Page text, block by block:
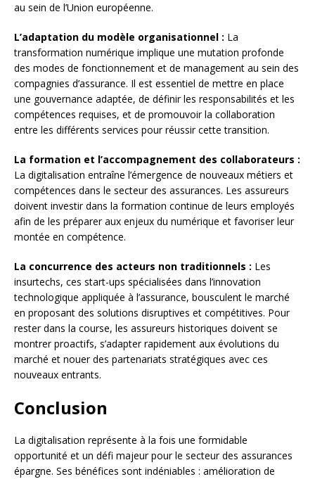
au sein de l’Union européenne.
L’adaptation du modèle organisationnel : La
transformation numérique implique une mutation profonde
des modes de fonctionnement et de management au sein des
compagnies d’assurance. Il est essentiel de mettre en place
une gouvernance adaptée, de définir les responsabilités et les
compétences requises, et de promouvoir la collaboration
entre les différents services pour réussir cette transition.
La formation et l’accompagnement des collaborateurs :
La digitalisation entraîne l’émergence de nouveaux métiers et
compétences dans le secteur des assurances. Les assureurs
doivent investir dans la formation continue de leurs employés
afin de les préparer aux enjeux du numérique et favoriser leur
montée en compétence.
La concurrence des acteurs non traditionnels : Les
insurtechs, ces start-ups spécialisées dans l’innovation
technologique appliquée à l’assurance, bousculent le marché
en proposant des solutions disruptives et compétitives. Pour
rester dans la course, les assureurs historiques doivent se
montrer proactifs, s’adapter rapidement aux évolutions du
marché et nouer des partenariats stratégiques avec ces
nouveaux entrants.
Conclusion
La digitalisation représente à la fois une formidable
opportunité et un défi majeur pour le secteur des assurances
épargne. Ses bénéfices sont indéniables : amélioration de